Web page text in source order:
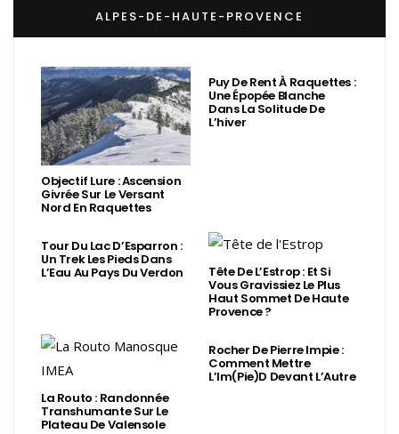
ALPES-DE-HAUTE-PROVENCE
Objectif Lure : Ascension
Givrée Sur Le Versant
Nord En Raquettes
Puy De Rent À Raquettes :
Une Épopée Blanche
Dans La Solitude De
L’hiver
Tour Du Lac D’Esparron :
Un Trek Les Pieds Dans
L’Eau Au Pays Du Verdon Tête De L’Estrop : Et Si
Vous Gravissiez Le Plus
Haut Sommet De Haute
Provence ?
La Routo : Randonnée
Transhumante Sur Le
Plateau De Valensole
Rocher De Pierre Impie :
Comment Mettre
L’Im(Pie)d Devant L’Autre